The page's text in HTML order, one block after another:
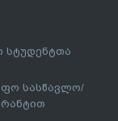
სტუდენტთა
სასწავლო/